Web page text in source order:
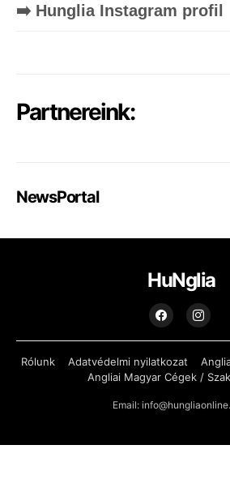
➡️ Hunglia Instagram profil
Partnereink:
NewsPortal
HuNglia
Rólunk Adatvédelmi nyilatkozat
Angliai Magyar Cégek /
Email: